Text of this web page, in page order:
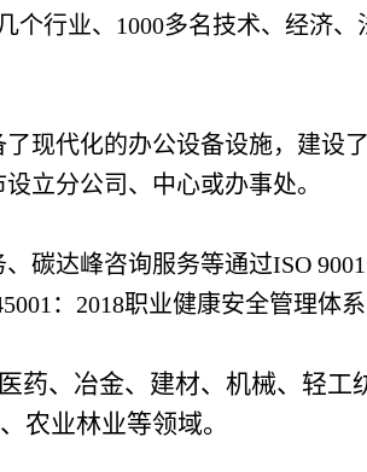
个行业、1000多名技术、经济
现代化的办公设备设施，建设
立分公司、中心或办事处。
碳达峰咨询服务等通过ISO
：2018职业健康安全管理体系
药、冶金、建材、机械、轻工
农业林业等领域。